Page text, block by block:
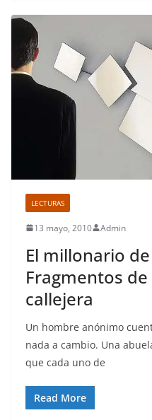
LECTURAS
13 mayo, 2010 Admin
El millonario
Fragmentos
callejera
Un hombre anónimo
nada a cambio. Una
que cada uno de
Read More